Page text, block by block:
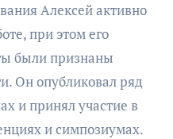
Алексей активно
при этом его
были признаны
Он опубликовал ряд
и принял участие в
и симпозиумах.